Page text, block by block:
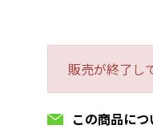
販売が終了し
この商品に